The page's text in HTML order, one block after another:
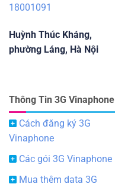
18001091
Huỳnh Thúc Kháng,
phường Láng, Hà Nội
Thông Tin 3G Vinaphone
Cách đăng ký 3G
Vinaphone
Các gói 3G Vinaphone
Mua thêm data 3G